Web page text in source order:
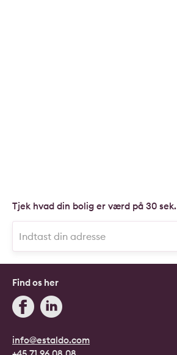
Tjek hvad din bolig er værd på 30 sek.
info@estaldo.com
Find os her